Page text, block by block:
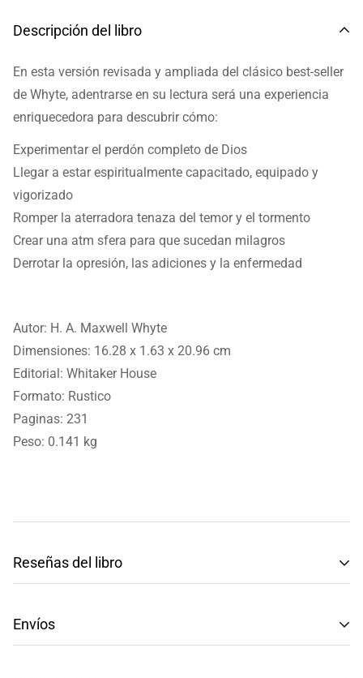
Descripción del libro
En esta versión revisada y ampliada del clásico best-seller
de Whyte, adentrarse en su lectura será una experiencia
enriquecedora para descubrir cómo:
Experimentar el perdón completo de Dios
Llegar a estar espiritualmente capacitado, equipado y
vigorizado
Romper la aterradora tenaza del temor y el tormento
Crear una atm sfera para que sucedan milagros
Derrotar la opresión, las adiciones y la enfermedad
Autor: H. A. Maxwell Whyte
Dimensiones: 16.28 x 1.63 x 20.96 cm
Editorial: Whitaker House
Formato: Rustico
Paginas: 231
Peso: 0.141 kg
Reseñas del libro
Envíos